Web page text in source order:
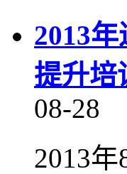
2013
提升培
08-28
2013